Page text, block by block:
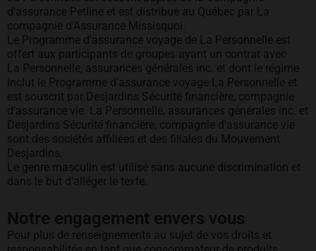
d'assurance Petline et est distribué au Québec par La
compagnie d'Assurance Missisquoi.
Le Programme d'assurance voyage de La Personnelle est
offert aux participants de groupes ayant un contrat avec
La Personnelle, assurances générales inc. et dont le régime
inclut le Programme d’assurance voyage La Personnelle et
est souscrit par Desjardins Sécurité financière, compagnie
d'assurance vie. La Personnelle, assurances générales inc. et
Desjardins Sécurité financière, compagnie d'assurance vie
sont des sociétés affiliées et des filiales du Mouvement
Desjardins.
Le genre masculin est utilisé sans aucune discrimination et
dans le but d’alléger le texte.
Notre engagement envers vous
Pour plus de renseignements au sujet de vos droits et